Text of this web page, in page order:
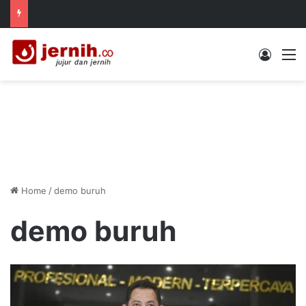
Log In
Home /demo buruh
demo buruh